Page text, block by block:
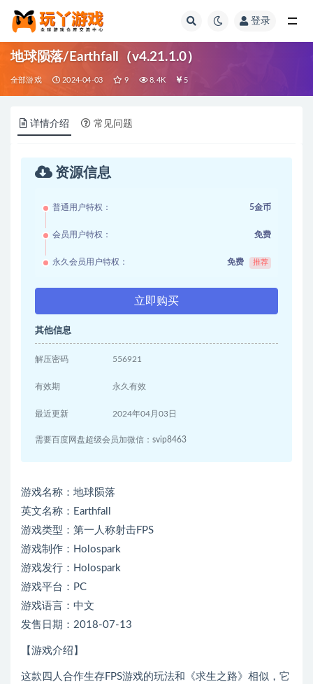
登录
地球陨落/Earthfall（v4.21.1.0）
全部游戏 2024-04-03 9 8.4K 5
详情介绍 常见问题
资源信息
普通用户特权： 5金币
会员用户特权： 免费
永久会员用户特权： 免费 推荐
立即购买
其他信息
解压密码 556921
有效期 永久有效
最近更新 2024年04月03日
需要百度网盘超级会员加微信：svip8463
游戏名称：地球陨落
英文名称：Earthfall
游戏类型：第一人称射击FPS
游戏制作：Holospark
游戏发行：Holospark
游戏平台：PC
游戏语言：中文
发售日期：2018-07-13
【游戏介绍】
这款四人合作生存FPS游戏的玩法和《求生之路》相似，它